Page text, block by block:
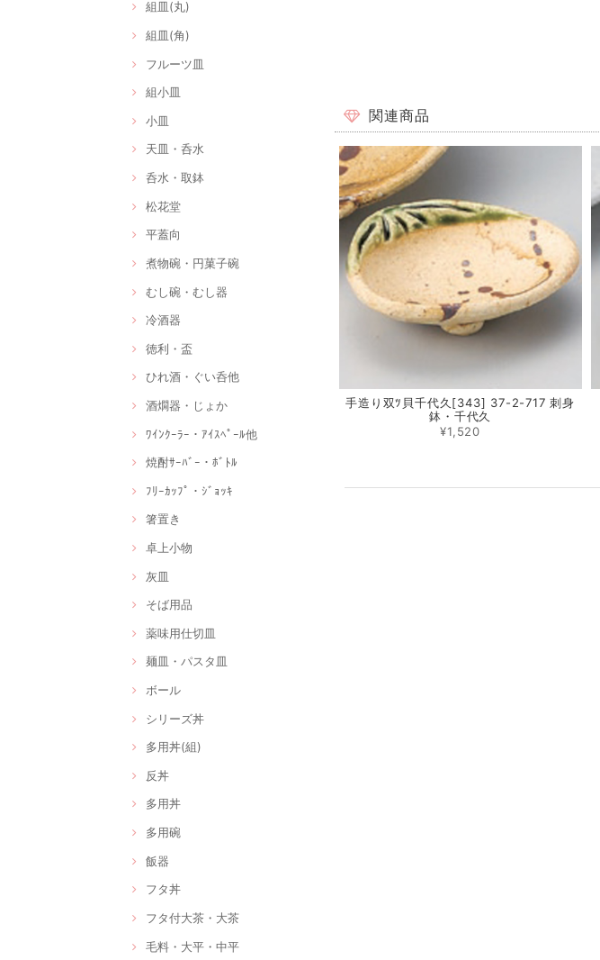
組皿(丸)
組皿(角)
フルーツ皿
組小皿
小皿
天皿・呑水
呑水・取鉢
松花堂
平蓋向
煮物碗・円菓子碗
むし碗・むし器
冷酒器
徳利・盃
ひれ酒・ぐい呑他
酒燗器・じょか
ﾜｲﾝｸｰﾗｰ・ｱｲｽﾍﾟｰﾙ他
焼酎ｻｰﾊﾞｰ・ﾎﾞﾄﾙ
ﾌﾘｰｶｯﾌﾟ・ｼﾞｮｯｷ
箸置き
卓上小物
灰皿
そば用品
薬味用仕切皿
麺皿・パスタ皿
ボール
シリーズ丼
多用丼(組)
反丼
多用丼
多用碗
飯器
フタ丼
フタ付大茶・大茶
毛料・大平・中平
関連商品
手造り双ﾂ貝千代久[343] 37-2-717 刺身
鉢・千代久
¥1,520